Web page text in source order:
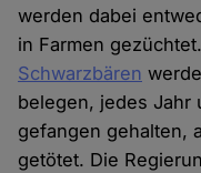
werden dabei
in Farmen gezüchtet.
Schwarzbären
belegen, jedes Jahr
gefangen gehalten,
getötet. Die